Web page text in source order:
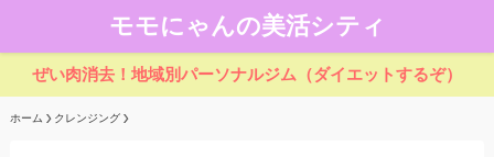
モモにゃんの美活シティ
ぜい肉消去！地域別パーソナルジム（ダイエットするぞ）
ホーム クレンジング